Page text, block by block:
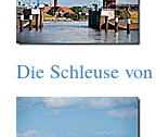
Die Schleuse